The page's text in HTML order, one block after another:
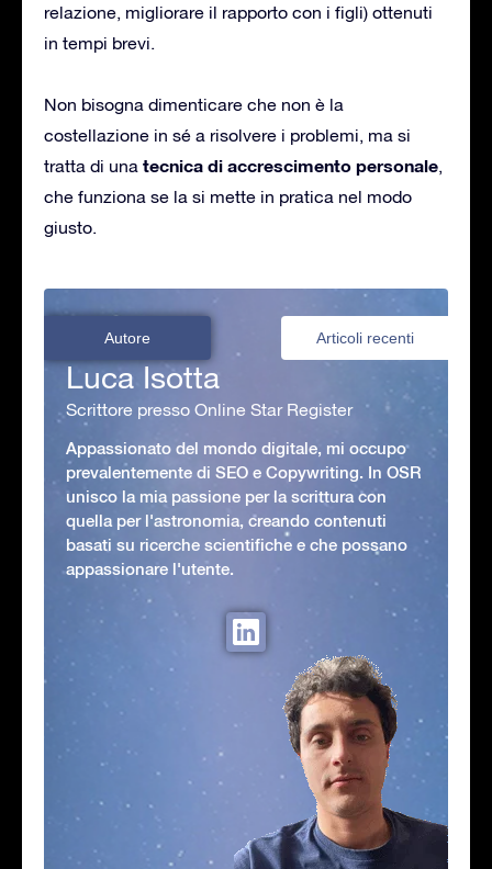
relazione, migliorare il rapporto con i figli) ottenuti
in tempi brevi.
Non bisogna dimenticare che non è la
costellazione in sé a risolvere i problemi, ma si
tratta di una tecnica di accrescimento personale,
che funziona se la si mette in pratica nel modo
giusto.
Autore Articoli recenti
Luca Isotta
Scrittore presso Online Star Register
Appassionato del mondo digitale, mi occupo
prevalentemente di SEO e Copywriting. In OSR
unisco la mia passione per la scrittura con
quella per l'astronomia, creando contenuti
basati su ricerche scientifiche e che possano
appassionare l'utente.